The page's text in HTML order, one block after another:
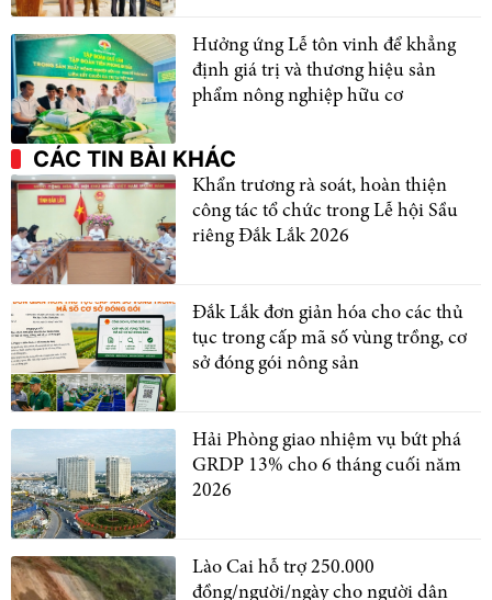
Hưởng ứng Lễ tôn vinh để khẳng
định giá trị và thương hiệu sản
phẩm nông nghiệp hữu cơ
CÁC TIN BÀI KHÁC
Khẩn trương rà soát, hoàn thiện
công tác tổ chức trong Lễ hội Sầu
riêng Đắk Lắk 2026
Đắk Lắk đơn giản hóa cho các thủ
tục trong cấp mã số vùng trồng, cơ
sở đóng gói nông sản
Hải Phòng giao nhiệm vụ bứt phá
GRDP 13% cho 6 tháng cuối năm
2026
Lào Cai hỗ trợ 250.000
đồng/người/ngày cho người dân